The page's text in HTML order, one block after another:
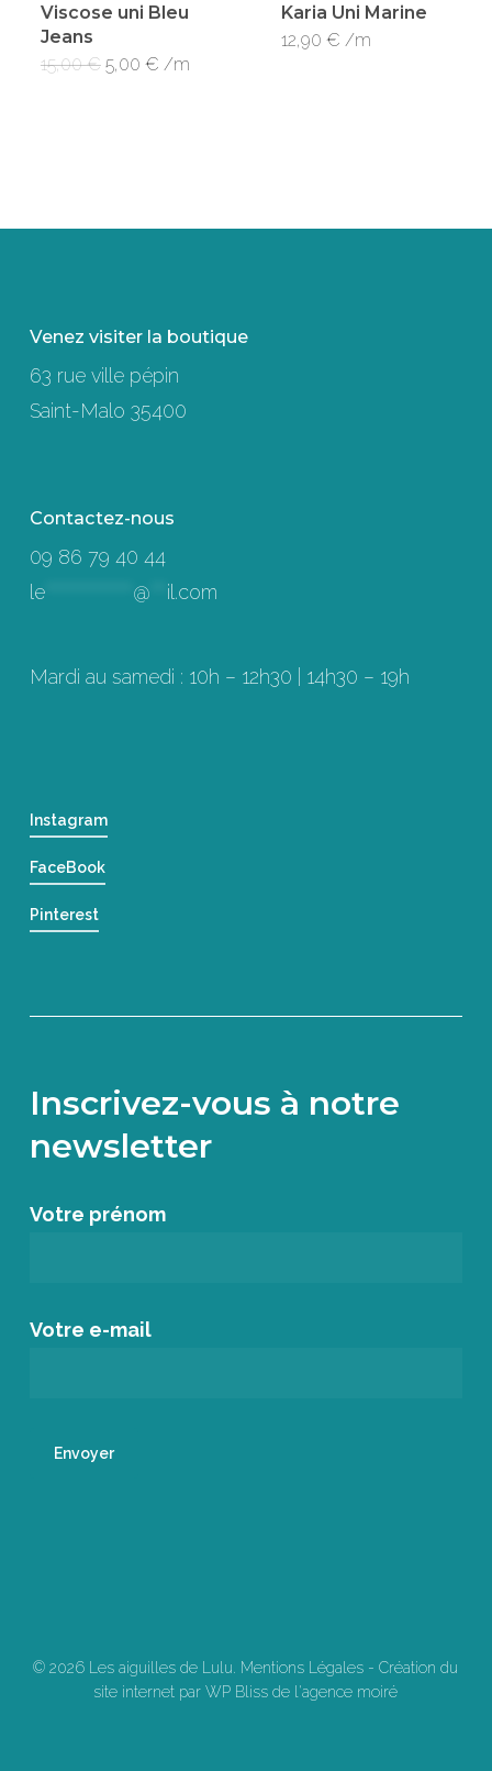
Viscose uni Bleu
Jeans
15,00€ Le
prix
5,00 €Le
/m
Karia Uni Marine
12,90 € /m
Venez visiter la boutique
63 rue ville pépin
Saint-Malo 35400
Contactez-nous
09 86 79 40 44
le**************** @ il.com
Mardi au samedi : 10h – 12h30 | 14h30 – 19h
Instagram
FaceBook
Pinterest
Inscrivez-vous à notre
newsletter
Votre prénom
Votre e-mail
© 2026 Les aiguilles de Lulu. Mentions Légales -Création du
site internet par WP Bliss de l'agence moiré